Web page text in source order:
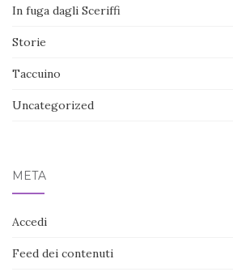
In fuga dagli Sceriffi
Storie
Taccuino
Uncategorized
META
Accedi
Feed dei contenuti